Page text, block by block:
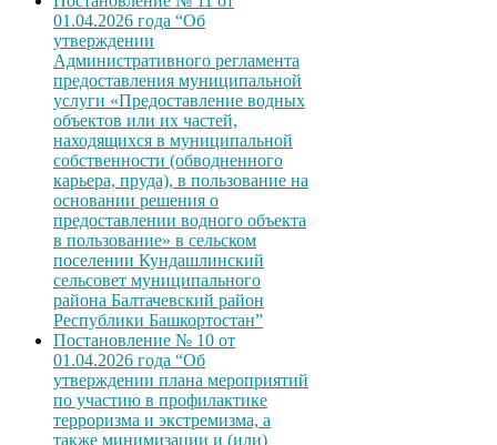
01.04.2026 года “Об
утверждении
Административного регламента
предоставления муниципальной
услуги «Предоставление водных
объектов или их частей,
находящихся в муниципальной
собственности (обводненного
карьера, пруда), в пользование на
основании решения о
предоставлении водного объекта
в пользование» в сельском
поселении Кундашлинский
сельсовет муниципального
района Балтачевский район
Республики Башкортостан”
Постановление № 10 от
01.04.2026 года “Об
утверждении плана мероприятий
по участию в профилактике
терроризма и экстремизма, а
также минимизации и (или)